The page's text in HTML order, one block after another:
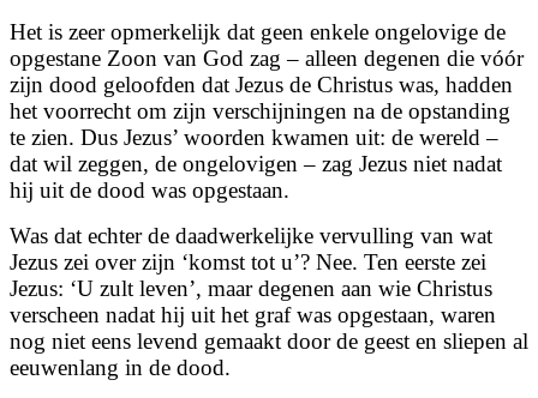
Het is zeer opmerkelijk dat geen enkele ongelovige de
opgestane Zoon van God zag – alleen degenen die vóór
zijn dood geloofden dat Jezus de Christus was, hadden
het voorrecht om zijn verschijningen na de opstanding
te zien. Dus Jezus’ woorden kwamen uit: de wereld –
dat wil zeggen, de ongelovigen – zag Jezus niet nadat
hij uit de dood was opgestaan.
Was dat echter de daadwerkelijke vervulling van wat
Jezus zei over zijn ‘komst tot u’? Nee. Ten eerste zei
Jezus: ‘U zult leven’, maar degenen aan wie Christus
verscheen nadat hij uit het graf was opgestaan, waren
nog niet eens levend gemaakt door de geest en sliepen al
eeuwenlang in de dood.